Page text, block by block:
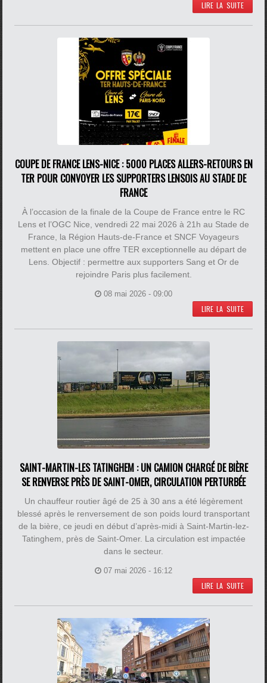
LIRE LA SUITE
COUPE DE FRANCE LENS-NICE : 5000 PLACES ALLERS-RETOURS EN
TER POUR CONVOYER LES SUPPORTERS LENSOIS AU STADE DE
FRANCE
À l’occasion de la finale de la Coupe de France entre le RC
Lens et l’OGC Nice, vendredi 22 mai 2026 à 21h au Stade de
France, la Région Hauts-de-France et SNCF Voyageurs
mettent en place une offre TER exceptionnelle au départ de
Lens. Objectif : permettre aux supporters Sang et Or de
rejoindre Paris plus facilement.
08 mai 2026 - 09:00
LIRE LA SUITE
SAINT-MARTIN-LES TATINGHEM : UN CAMION CHARGÉ DE BIÈRE
SE RENVERSE PRÈS DE SAINT-OMER, CIRCULATION PERTURBÉE
Un chauffeur routier âgé de 25 à 30 ans a été légèrement
blessé après le renversement de son poids lourd transportant
de la bière, ce jeudi en début d’après-midi à Saint-Martin-lez-
Tatinghem, près de Saint-Omer. La circulation est impactée
dans le secteur.
07 mai 2026 - 16:12
LIRE LA SUITE